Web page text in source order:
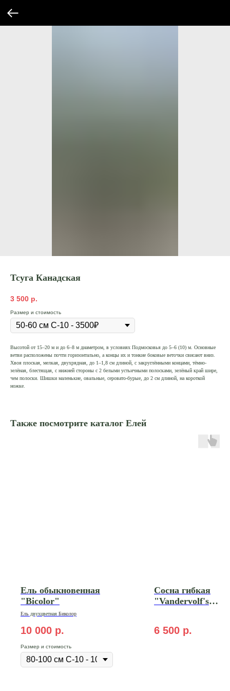
Тсуга Канадская
3 500 р.
Размер и стоимость
Высотой от 15–20 м и до 6–8 м диаметром, в условиях Подмосковья до 5–6 (10) м. Основные
ветви расположены почти горизонтально, а концы их и тонкие боковые веточки свисают вниз.
Хвоя плоская, мелкая, двухрядная, до 1–1,8 см длиной, с закруглёнными концами, тёмно-
зелёная, блестящая, с нижней стороны с 2 белыми устьичными полосками, зелёный край шире,
чем полоски. Шишки маленькие, овальные, серовато-бурые, до 2 см длиной, на короткой
ножке.
Также посмотрите каталог Елей
Ель обыкновенная
"Bicolor"
Ель двухцветная Биколор
10 000 р.
Размер и стоимость
Сосна гибкая
"Vandervolf's
6 500 р.